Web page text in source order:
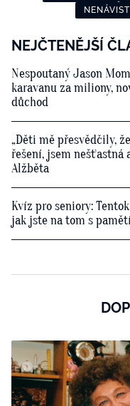
NENÁVIST
NEJČTENĚJŠÍ
Nespoutaný Jason
karavanu za miliony,
důchod
„Děti mě přesvědčily,
řešení, jsem nešťastná
Alžběta
Kvíz pro seniory:
jak jste na tom s